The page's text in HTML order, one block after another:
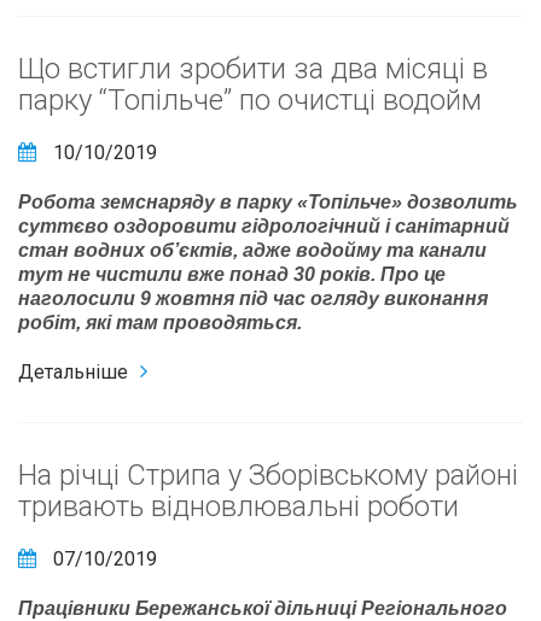
Що встигли зробити за два місяці в
парку “Топільче” по очистці водойм
10/10/2019
Робота земснаряду в парку «Топільче» дозволить
суттєво оздоровити гідрологічний і санітарний
стан водних об’єктів, адже водойму та канали
тут не чистили вже понад 30 років. Про це
наголосили 9 жовтня під час огляду виконання
робіт, які там проводяться.
Детальніше
На річці Стрипа у Зборівському районі
тривають відновлювальні роботи
07/10/2019
Працівники Бережанської дільниці Регіонального